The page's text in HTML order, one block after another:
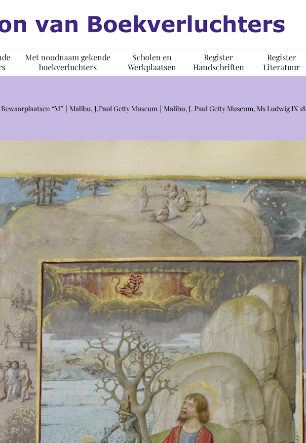
Met noodnaam gekende
boekverluchters
Scholen en
Werkplaatsen
Register
Handschriften
Register
Literatuur
Bewaarplaatsen “M” Malibu, J.Paul Getty Museum Malibu, J. Paul Getty Museum, Ms Ludwig IX 18